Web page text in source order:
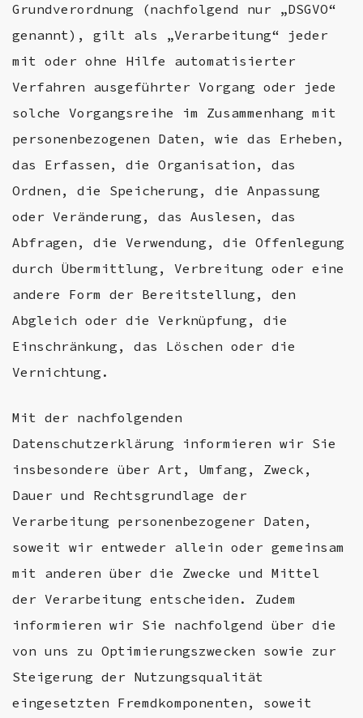
Grundverordnung (nachfolgend nur „DSGVO“
genannt), gilt als „Verarbeitung“ jeder
mit oder ohne Hilfe automatisierter
Verfahren ausgeführter Vorgang oder jede
solche Vorgangsreihe im Zusammenhang mit
personenbezogenen Daten, wie das Erheben,
das Erfassen, die Organisation, das
Ordnen, die Speicherung, die Anpassung
oder Veränderung, das Auslesen, das
Abfragen, die Verwendung, die Offenlegung
durch Übermittlung, Verbreitung oder eine
andere Form der Bereitstellung, den
Abgleich oder die Verknüpfung, die
Einschränkung, das Löschen oder die
Vernichtung.
Mit der nachfolgenden
Datenschutzerklärung informieren wir Sie
insbesondere über Art, Umfang, Zweck,
Dauer und Rechtsgrundlage der
Verarbeitung personenbezogener Daten,
soweit wir entweder allein oder gemeinsam
mit anderen über die Zwecke und Mittel
der Verarbeitung entscheiden. Zudem
informieren wir Sie nachfolgend über die
von uns zu Optimierungszwecken sowie zur
Steigerung der Nutzungsqualität
eingesetzten Fremdkomponenten, soweit